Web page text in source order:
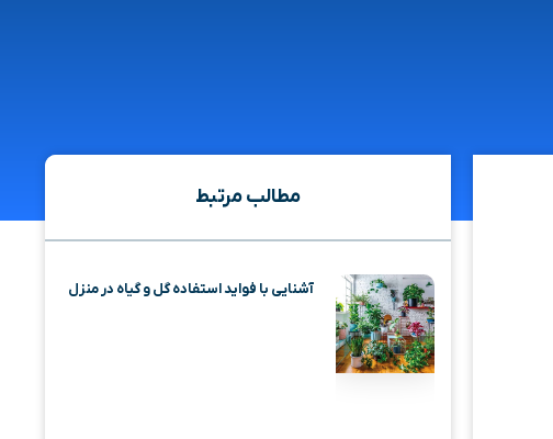
مطالب مرتبط
آشنایی با فواید استفاده گل و گیاه در منزل